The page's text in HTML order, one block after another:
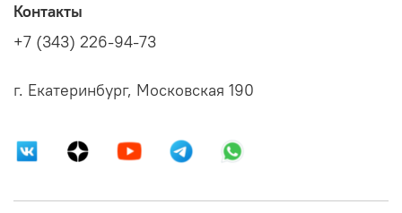
Контакты
+7 (343) 226-94-73
г. Екатеринбург, Московская 190